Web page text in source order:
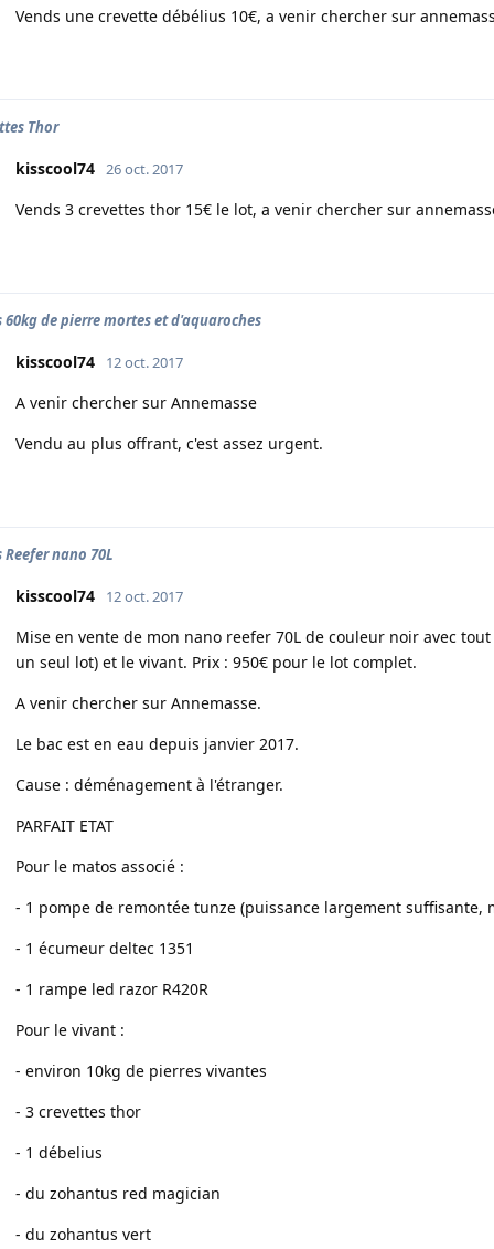
Vends une crevette débélius 10€, a venir chercher sur
Thor
kisscool74 26 oct. 2017
Vends 3 crevettes thor 15€ le lot, a venir chercher sur
60kg de pierre mortes et d'aquaroches
kisscool74 12 oct. 2017
A venir chercher sur Annemasse
Vendu au plus offrant, c'est assez urgent.
Reefer nano 70L
kisscool74 12 oct. 2017
Mise en vente de mon nano reefer 70L de couleur noir avec
un seul lot) et le vivant. Prix : 950€ pour le lot complet.
A venir chercher sur Annemasse.
Le bac est en eau depuis janvier 2017.
Cause : déménagement à l'étranger.
PARFAIT ETAT
Pour le matos associé :
- 1 pompe de remontée tunze (puissance largement suffisante,
- 1 écumeur deltec 1351
- 1 rampe led razor R420R
Pour le vivant :
- environ 10kg de pierres vivantes
- 3 crevettes thor
- 1 débelius
- du zohantus red magician
- du zohantus vert